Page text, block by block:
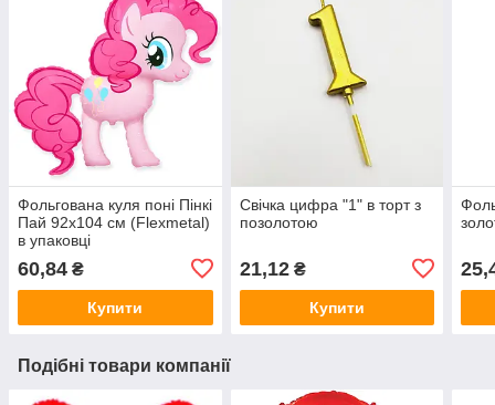
Фольгована куля поні Пінкі
Пай 92х104 см (Flexmetal)
в упаковці
60,84 ₴
Купити
Свічка цифра "1" в торт з
позолотою
21,12₴
Купити
Подібні товари компанії